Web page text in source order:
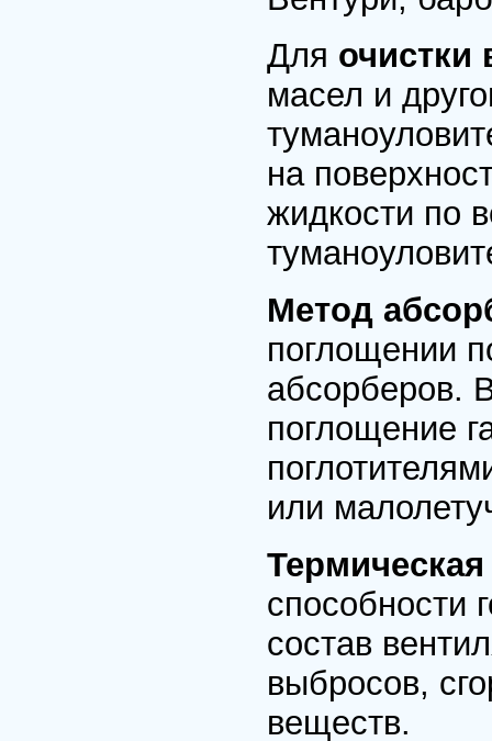
Для очистки
масел и
на
жидкости по
Метод
поглощении
абсорберов.
поглощение
или
способности
состав
выбросов,
веществ.